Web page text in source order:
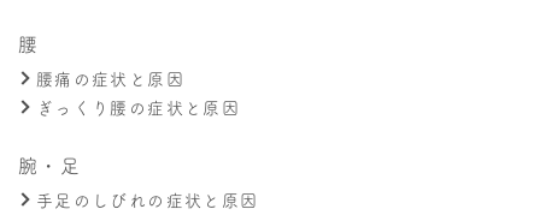
腰
腰痛の症状と原因
ぎっくり腰の症状と原因
腕・足
手足のしびれの症状と原因